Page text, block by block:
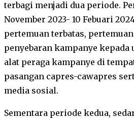
terbagi menjadi dua periode.
November 2023- 10 Febuari
pertemuan terbatas,
penyebaran kampanye kepada
alat peraga kampanye di
pasangan capres-cawapres
media sosial.
Sementara periode kedua,